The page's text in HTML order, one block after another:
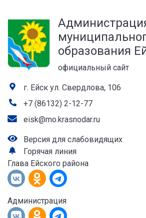
образования
официальный сайт
г. Ейск ул. Свердлова, 106
+7 (86132) 2-12-77
eisk@mo.krasnodar.ru
Версия для слабовидящих
Горячая линия
Глава Ейского района
Администрация